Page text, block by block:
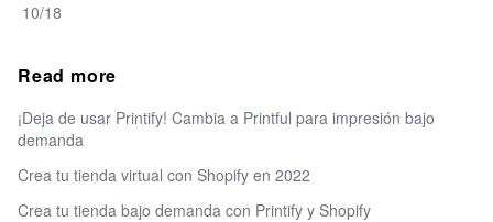
10/18
Read more
¡Deja de usar Printify! Cambia a Printful para impresión bajo
demanda
Crea tu tienda virtual con Shopify en 2022
Crea tu tienda bajo demanda con Printify y Shopify